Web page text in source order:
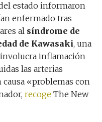
estado informaron
enfermado tras
al síndrome de
de Kawasaki, una
inflamación
las arterias
«problemas con
recogeThe New